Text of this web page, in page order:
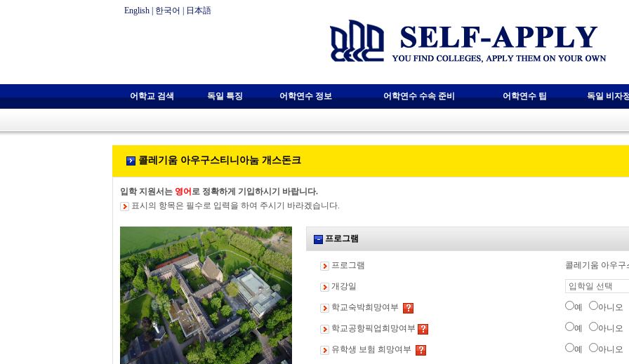
English 한국어 日本語
어학교 검색 독일 특징 어학연수 정보 어학연수 수속 준비 어학연수 팁 독일 비자
콜레기움 아우구스티니아눔 개스돈크
입학 지원서는 영어 로 정확하게 기입하시기 바랍니다.
표시의 항목은 필수로 입력을 하여 주시기 바라겠습니다.
프로그램
프로그램 콜레기움 아우
개강일
학교숙박희망여부 예 아니오
학교공항픽업희망여부 예 아니오
유학생 보험 희망여부 예 아니오